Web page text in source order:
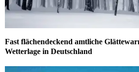
Fast flächendeckend amtliche
Wetterlage in Deutschland